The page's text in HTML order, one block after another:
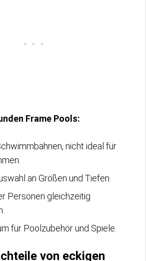
Frame Pools:
nicht ideal für
an Größen und Tiefen.
Personen gleichzeitig
für Poolzubehör und Spiele.
von eckigen